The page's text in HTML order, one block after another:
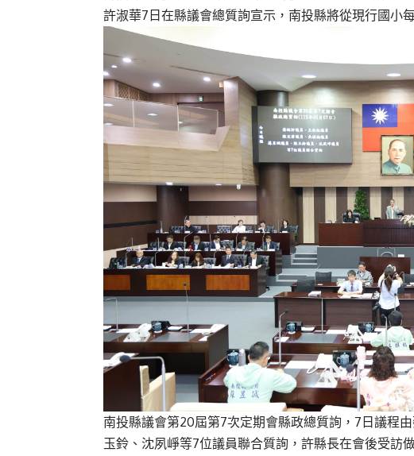
許淑華7日在縣議會總質詢宣示，南投縣將從現行國小
南投縣議會第20屆第7次定期會縣政總質詢，7日議程
玉鈴、沈夙崢等7位議員聯合質詢，許縣長在會後受訪